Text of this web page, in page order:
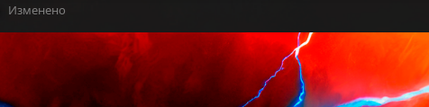
Изменено